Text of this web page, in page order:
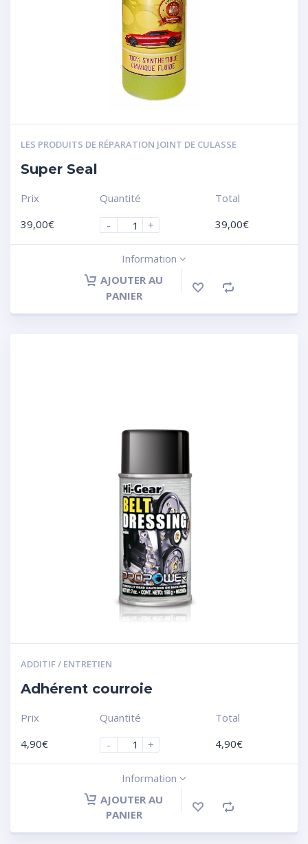
LES PRODUITS DE RÉPARATION JOINT DE CULASSE
Super Seal
Prix
39,00€
Quantité
-
+
Total
39,00€
Information
AJOUTER AU
PANIER
ADDITIF / ENTRETIEN
Adhérent courroie
Prix
4,90€
Quantité
-
+
Total
4,90€
Information
AJOUTER AU
PANIER